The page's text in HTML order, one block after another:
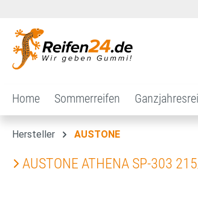
Home Sommerreifen
Hersteller AUSTONE
AUSTONE ATHENA SP-303